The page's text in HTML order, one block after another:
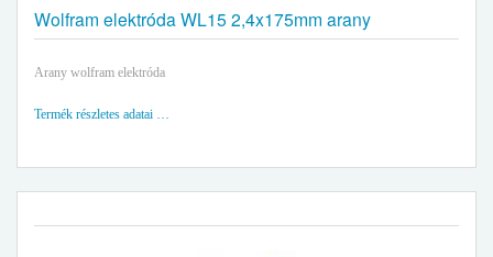
Wolfram elektróda WL15 2,4x175mm arany
Arany wolfram elektróda
Termék részletes adatai …